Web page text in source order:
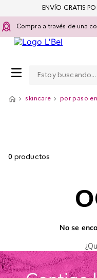
Compra a través de una
ENVÍO GRATIS
skincare por paso
0 productos
No se